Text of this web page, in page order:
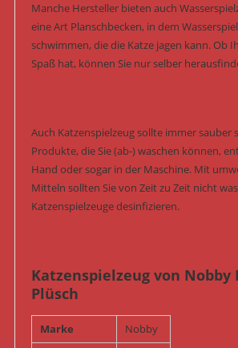
Manche Hersteller bieten auch
eine Art Planschbecken, in dem
schwimmen, die die Katze jagen kann. Ob
Spaß hat, können Sie nur selber
Auch Katzenspielzeug sollte immer sauber
Produkte, die Sie (ab-) waschen können,
Hand oder sogar in der Maschine. Mit
Mitteln sollten Sie von Zeit zu Zeit nicht
Katzenspielzeuge desinfizieren.
Katzenspielzeug von Nobby
Plüsch
Marke
Nobby